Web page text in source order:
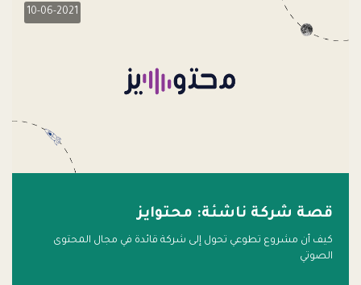
10-06-2021
قصة شركة ناشئة: محتوايز
كيف أن مشروع تطوعي تحول إلى شركة قائدة في مجال المحتوى
الصوتي